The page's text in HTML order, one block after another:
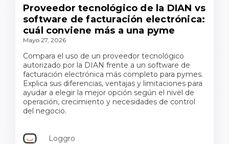
Proveedor tecnológico de la DIAN vs
software de facturación electrónica:
cuál conviene más a una pyme
Mayo 27, 2026
Compara el uso de un proveedor tecnológico
autorizado por la DIAN frente a un software de
facturación electrónica más completo para pymes.
Explica sus diferencias, ventajas y limitaciones para
ayudar a elegir la mejor opción según el nivel de
operación, crecimiento y necesidades de control
del negocio.
Loggro